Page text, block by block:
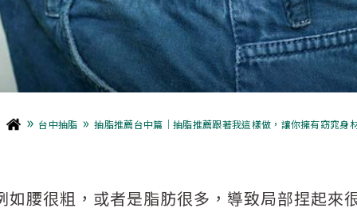
» 台中抽脂 » 抽脂推薦台中篇｜抽脂推薦跟著我這樣做，讓你擁有窈窕身
腰很粗，或者是脂肪很多，導致局部捏起來